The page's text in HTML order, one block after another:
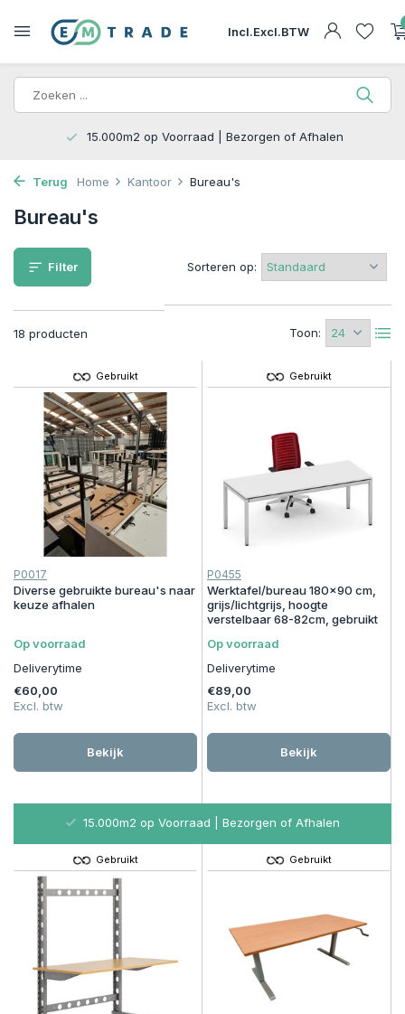
Incl.Excl.BTW
15.000m2 op Voorraad | Bezorgen of Afhalen
Terug Home Kantoor Bureau's
Bureau's
Filter
18 producten Toon:
Sorteren op:
Gebruikt
P0017
Diverse gebruikte bureau's naar
keuze afhalen
Op voorraad
Deliverytime
€60,00
Excl. btw
Bekijk
Gebruikt
P0455
Werktafel/bureau 180x90 cm,
grijs/lichtgrijs, hoogte
verstelbaar 68-82cm, gebruikt
Op voorraad
Deliverytime
€89,00
Excl. btw
Bekijk
15.000m2 op Voorraad | Bezorgen of Afhalen
Gebruikt Gebruikt